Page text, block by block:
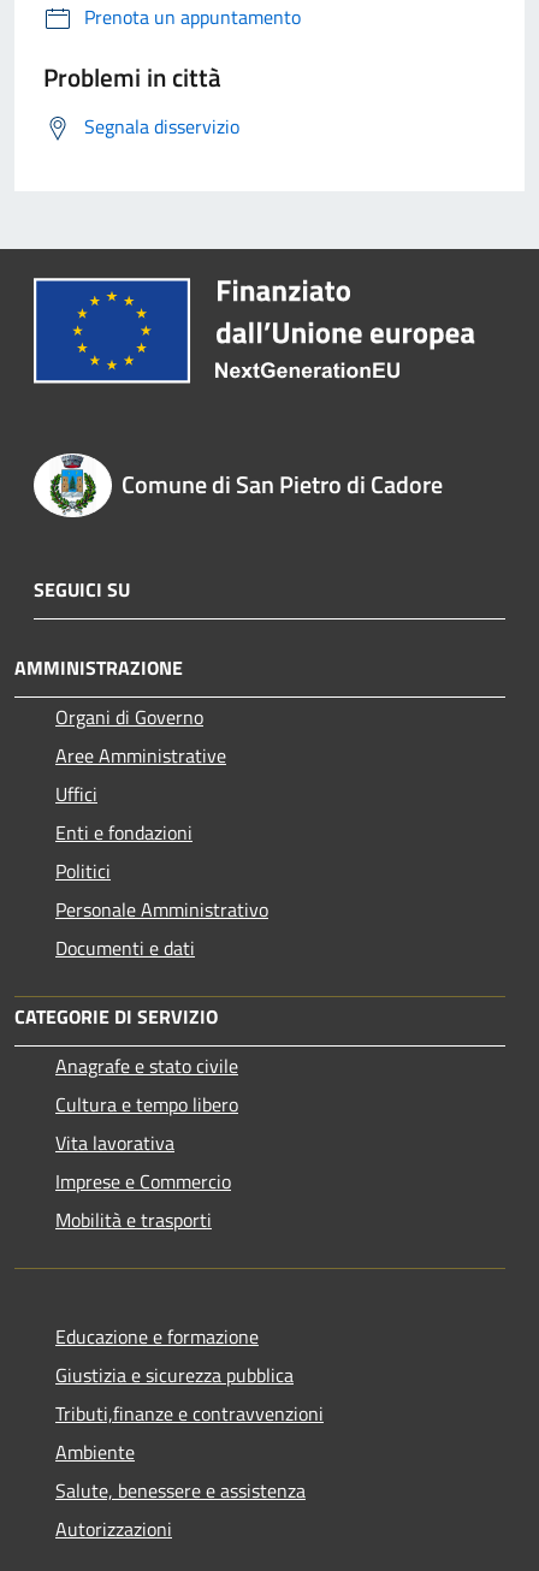
Prenota un appuntamento
Problemi in città
Segnala disservizio
Comune di San Pietro di Cadore
SEGUICI SU
AMMINISTRAZIONE
Organi di Governo
Aree Amministrative
Uffici
Enti e fondazioni
Politici
Personale Amministrativo
Documenti e dati
CATEGORIE DI SERVIZIO
Anagrafe e stato civile
Cultura e tempo libero
Vita lavorativa
Imprese e Commercio
Mobilità e trasporti
Educazione e formazione
Giustizia e sicurezza pubblica
Tributi,finanze e contravvenzioni
Ambiente
Salute, benessere e assistenza
Autorizzazioni